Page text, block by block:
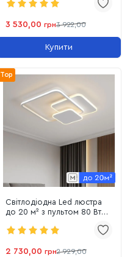
(VIOLUX SPINER 220515)
3 530,00 грн3 922,00
Купити
Top
Світлодіодна Led люстра
до 20 м² з пультом 80 Вт
Trio 220375)
2 730,00 грн2 929,00